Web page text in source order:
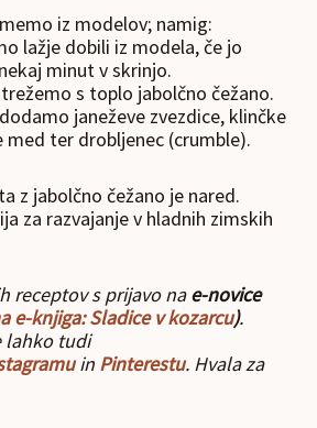
iz modelov; namig:
lažje dobili iz modela, če jo
minut v skrinjo.
s toplo jabolčno čežano.
janeževe zvezdice, klinčke
med ter drobljenec (crumble).
z jabolčno čežano je nared.
za razvajanje v hladnih zimskih
receptov s prijavo nae-novice
e-knjiga: Sladice v kozarcu).
lahko tudi
in Pinterestu. Hvala za